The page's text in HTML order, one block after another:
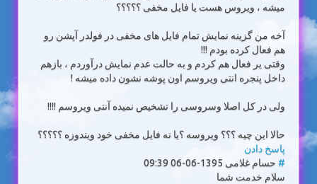
میشه ، ویروس هست یا فایل مخفی ؟؟؟؟؟
آخه من گزینه نمایش تمام فایل های مخفی در فولدر آپشن رو
هم فعال کرده بودم !!!
وقتی یر فعال هم کردم و به حالت عدم نمایش درآوردم ، بازهم
داخل پنجره انتی ویروسم اون پوشه نشون داده میشه !
ولی در کل اصلا وسروسی را تشخیص نمیده آنتی ویروسم !!!!
حالا این چیه ؟؟؟ ویروسه ؟یا نه فایل مخفی خود ویندوزه ؟؟؟؟؟
پاسخ دادن
# حسام غلامی 1395-06-06 09:39
سلام خدمت شما